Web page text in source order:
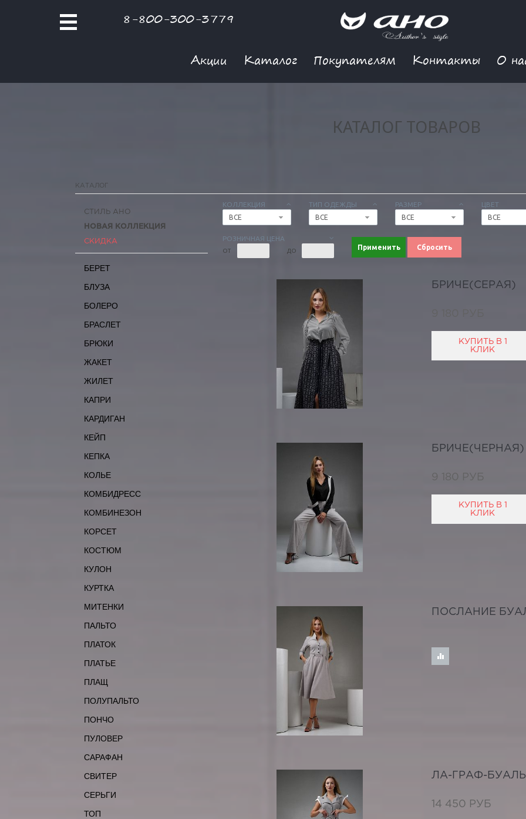
8-800-300-3779
Акции Каталог Покупателям Контакты О
КАТАЛОГ ТОВАРОВ
КАТАЛОГ
КОЛЛЕКЦИЯ
ВСЕ
ТИП ОДЕЖДЫ
ВСЕ
РАЗМЕР
ВСЕ
ЦВЕТ
ВСЕ
РОЗНИЧНАЯ ЦЕНА
ОТ ДО Применить Сбросить
СТИЛЬ АНО
НОВАЯ КОЛЛЕКЦИЯ
СКИДКА
БЕРЕТ
БЛУЗА
БОЛЕРО
БРАСЛЕТ
БРЮКИ
ЖАКЕТ
ЖИЛЕТ
КАПРИ
КАРДИГАН
КЕЙП
КЕПКА
КОЛЬЕ
КОМБИДРЕСС
КОМБИНЕЗОН
КОРСЕТ
КОСТЮМ
КУЛОН
КУРТКА
МИТЕНКИ
ПАЛЬТО
ПЛАТОК
ПЛАТЬЕ
ПЛАЩ
ПОЛУПАЛЬТО
ПОНЧО
ПУЛОВЕР
САРАФАН
СВИТЕР
СЕРЬГИ
ТОП
БРИЧЕ(СЕРАЯ)
КУПИТЬ В 1
КЛИК
БРИЧЕ(ЧЕРНАЯ)
9 180 РУБ
КУПИТЬ В 1
КЛИК
ПОСЛАНИЕ
ЛА-ГРАФ-БУАЛЬ
14 450 РУБ